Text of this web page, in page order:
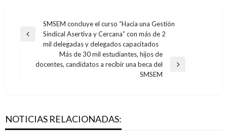
Navegación
de
entradas
Entrada
anterior
SMSEM concluye el curso “Hacia una Gestión
Sindical Asertiva y Cercana” con más de 2
mil delegadas y delegados capacitados
Entrada
Más de 30 mil estudiantes, hijos de
docentes, candidatos a recibir una beca del
SMSEM
NOTICIAS RELACIONADAS: